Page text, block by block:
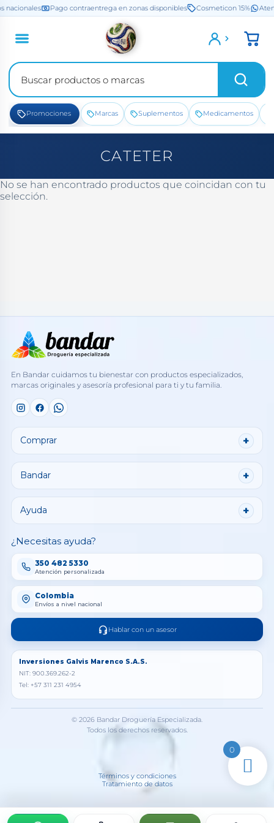
Saltar
al
nacionales Pago contraentrega en zonas disponibles Cosmeticon 15%
Promociones Marcas Suplementos Medicamentos
CATETER
No se han encontrado productos que coincidan con tu
selección.
En Bandar cuidamos tu bienestar con productos especializados,
marcas originales y asesoría profesional para ti y tu familia.
Comprar
Bandar
Ayuda
¿Necesitas ayuda?
350 482 5330
Atención personalizada
Colombia
Envíos a nivel nacional
Hablar con un asesor
Inversiones Galvis Marenco S.A.S.
NIT: 900.369.262-2
Tel: +57 311 231 4954
© 2026 Bandar Droguería Especializada.
Todos los derechos reservados.
Términos y condiciones
Tratamiento de datos
0